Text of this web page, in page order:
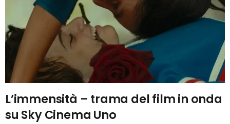
L’immensità – trama del film in onda
su Sky Cinema Uno